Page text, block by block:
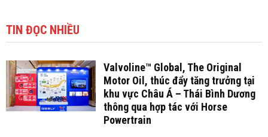
TIN ĐỌC NHIỀU
Valvoline™ Global, The Original
Motor Oil, thúc đẩy tăng trưởng tại
khu vực Châu Á – Thái Bình Dương
thông qua hợp tác với Horse
Powertrain